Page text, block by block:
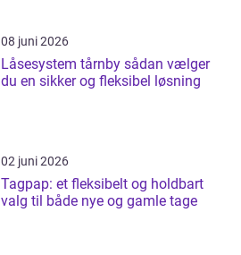
08 juni 2026
Låsesystem tårnby sådan vælger
du en sikker og fleksibel løsning
02 juni 2026
Tagpap: et fleksibelt og holdbart
valg til både nye og gamle tage